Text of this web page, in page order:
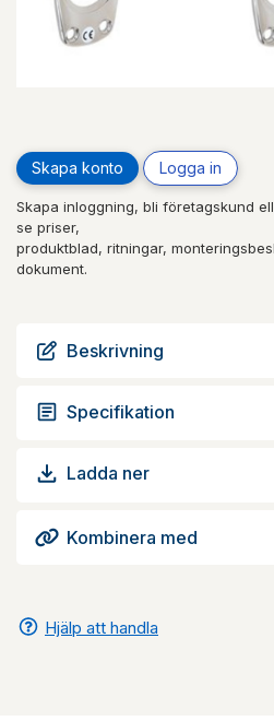
Skapa konto Logga in
Skapa inloggning, bli företagskund
se priser,
produktblad, ritningar,
dokument.
Beskrivning
Specifikation
Ladda ner
Kombinera med
Hjälp att handla